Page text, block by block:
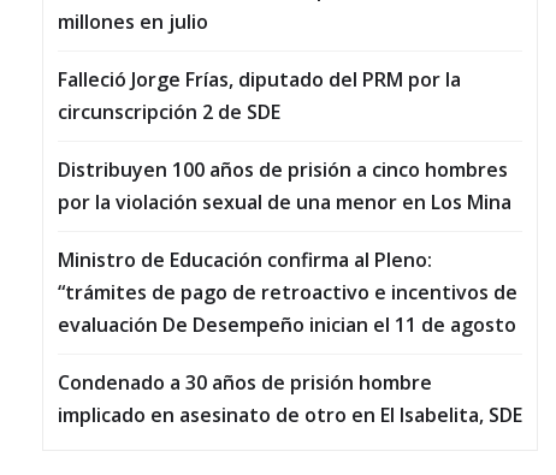
millones en julio
Falleció Jorge Frías, diputado del PRM por la
circunscripción 2 de SDE
Distribuyen 100 años de prisión a cinco hombres
por la violación sexual de una menor en Los Mina
Ministro de Educación confirma al Pleno:
“trámites de pago de retroactivo e incentivos de
evaluación De Desempeño inician el 11 de agosto
Condenado a 30 años de prisión hombre
implicado en asesinato de otro en El Isabelita, SDE